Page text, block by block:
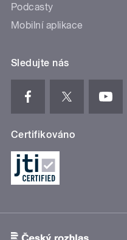
Podcasty
Mobilní aplikace
Sledujte nás
Certifikováno